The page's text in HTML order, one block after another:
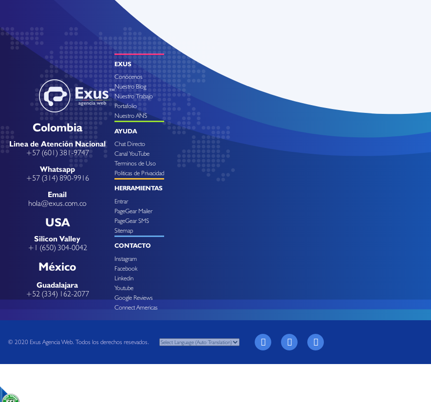
Colombia
Linea de Atención Nacional
+57 (601) 381-9747
Whatsapp
+57 (314) 890-9916
Email
hola@exus.com.co
USA
Silicon Valley
+1 (650) 304-0042
México
Guadalajara
+52 (334) 162-2077
EXUS
Conócenos
Nuestro Blog
Nuestro Trabajo
Portafolio
Nuestro ANS
AYUDA
Chat Directo
Canal YouTube
Terminos de Uso
Politicas de Privacidad
HERRAMIENTAS
Entrar
PageGear Mailer
PageGear SMS
Sitemap
CONTACTO
Instagram
Facebook
Linkedin
Youtube
Google Reviews
Connect Americas
© 2020 Exus Agencia Web. Todos los derechos resevados.